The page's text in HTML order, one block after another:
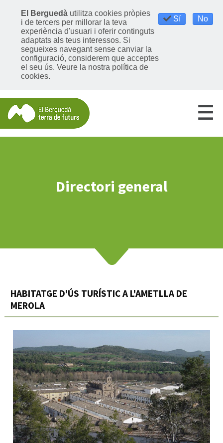
Sí No
El Berguedà utilitza cookies pròpies
i de tercers per millorar la teva
experiència d'usuari i oferir continguts
adaptats als teus interessos. Si
segueixes navegant sense canviar la
configuració, considerem que acceptes
el seu ús. Veure la nostra política de
cookies.
Directori general
HABITATGE D'ÚS TURÍSTIC A L'AMETLLA DE
MEROLA